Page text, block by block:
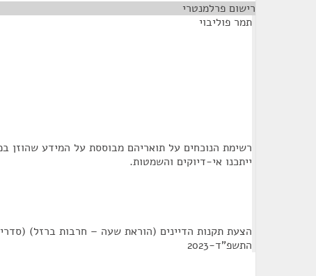
רישום פרלמנטרי
תמר פוליבוי
רשימת הנוכחים על תואריהם מבוססת על המידע שהוזן
ייתכנו אי-דיוקים והשמטות.
הצעת תקנות הדיינים (הוראת שעה – חרבות ברזל) (סדרי
התשפ"ד-2023